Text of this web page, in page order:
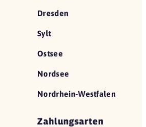
Dresden
Sylt
Ostsee
Nordsee
Nordrhein-Westfalen
Zahlungsarten